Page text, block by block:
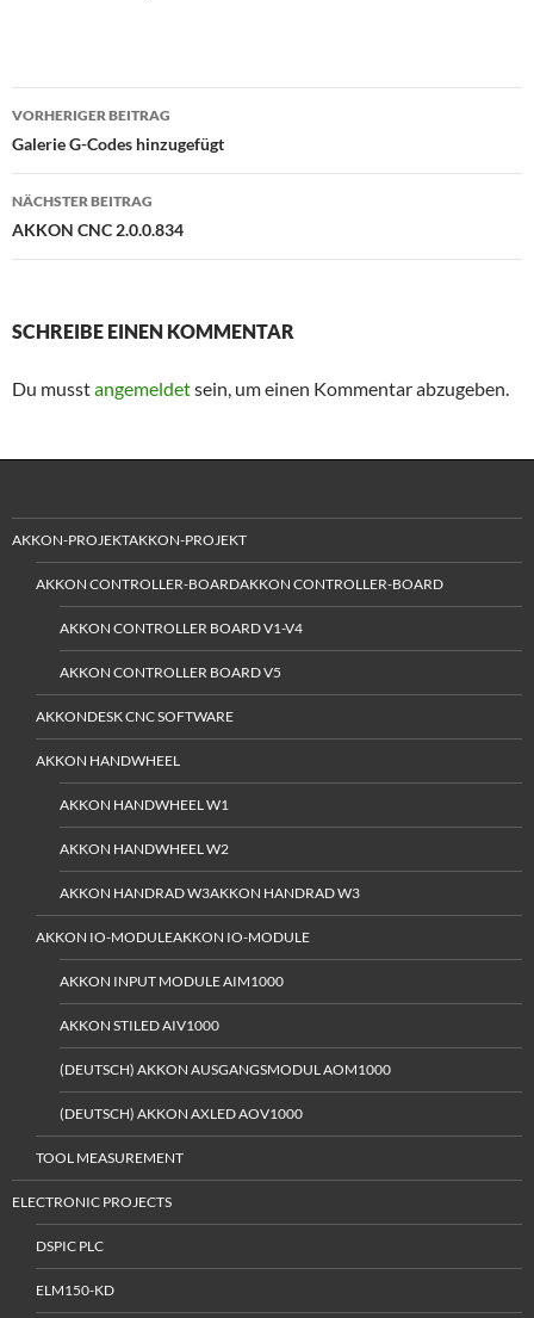
Beitragsnavigation
VORHERIGER BEITRAG
Galerie G-Codes hinzugefügt
NÄCHSTER BEITRAG
AKKON CNC 2.0.0.834
SCHREIBE EINEN KOMMENTAR
Du musstangemeldetsein, um einen Kommentar abzugeben.
AKKON-PROJEKTAKKON-PROJEKT
AKKON CONTROLLER-BOARDAKKON CONTROLLER-BOARD
AKKON CONTROLLER BOARD V1-V4
AKKON CONTROLLER BOARD V5
AKKONDESK CNC SOFTWARE
AKKON HANDWHEEL
AKKON HANDWHEEL W1
AKKON HANDWHEEL W2
AKKON HANDRAD W3AKKON HANDRAD W3
AKKON IO-MODULEAKKON IO-MODULE
AKKON INPUT MODULE AIM1000
AKKON STILED AIV1000
(DEUTSCH) AKKON AUSGANGSMODUL AOM1000
(DEUTSCH) AKKON AXLED AOV1000
TOOL MEASUREMENT
ELECTRONIC PROJECTS
DSPIC PLC
ELM150-KD